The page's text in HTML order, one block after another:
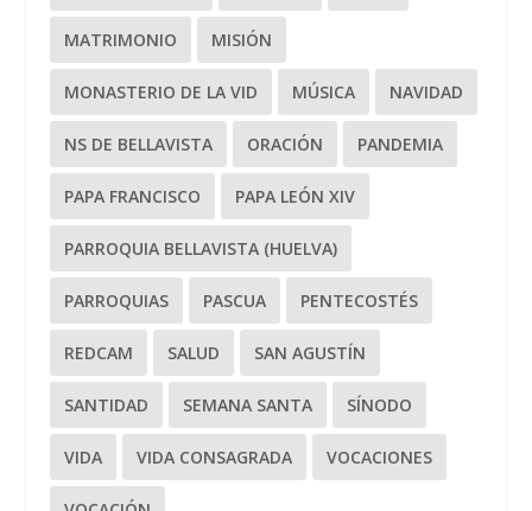
MATRIMONIO MISIÓN
MONASTERIO DE LA VID MÚSICA NAVIDAD
NS DE BELLAVISTA ORACIÓN PANDEMIA
PAPA FRANCISCO PAPA LEÓN XIV
PARROQUIA BELLAVISTA (HUELVA)
PARROQUIAS PASCUA PENTECOSTÉS
REDCAM SALUD SAN AGUSTÍN
SANTIDAD SEMANA SANTA SÍNODO
VIDA VIDA CONSAGRADA VOCACIONES